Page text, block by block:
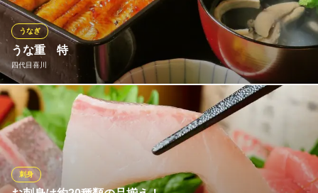
味ください。
日本酒と創作小鉢料理 GOKURi 大宮店（ゴクリ）
日本酒小鉢料理ウニ料理
埼玉新都市交通伊奈線大宮駅 徒歩4分
埼玉県さいたま市大宮区仲町1-125-11 1F
うな重 特
四代目喜川
うなぎ
ご飯がほとんど隠れるほど立派な鰻を使用した、当店で最高級の
うな重です。余分な脂がなく、さっぱり召し上がれる江戸前風の
うなぎを、職人が手焼きで丁寧に焼き上げています。他にも、鰻
のサイズが異なる松・竹・梅のうな重がございます。創業から120
年以上守り続けてきた「喜川」伝統の味を、大宮でご堪能下さい!
刺身